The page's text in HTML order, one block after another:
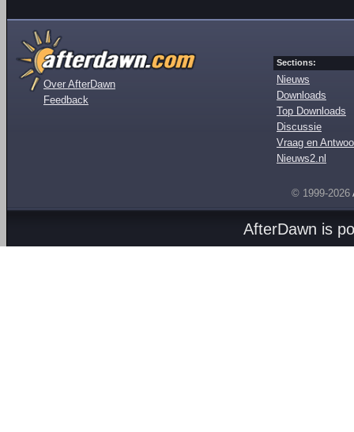
Over AfterDawn
Feedback
Sections:
Nieuws
Downloads
Top Downloads
Discussie
Vraag en
Nieuws2.nl
© 1999-2026
AfterDawn is